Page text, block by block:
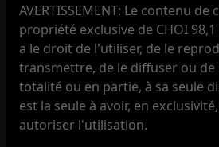
AVERTISSEMENT: Le contenu
propriété exclusive de CHOI 98,1
a le droit de l'utiliser, de le
transmettre, de le diffuser ou de
totalité ou en partie, à sa seule
est la seule à avoir, en
autoriser l'utilisation.